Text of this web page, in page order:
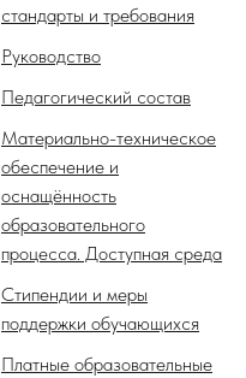
стандарты и требования
Руководство
Педагогический состав
Материально-техническое
обеспечение и
оснащённость
образовательного
процесса. Доступная среда
Стипендии и меры
поддержки обучающихся
Платные образовательные